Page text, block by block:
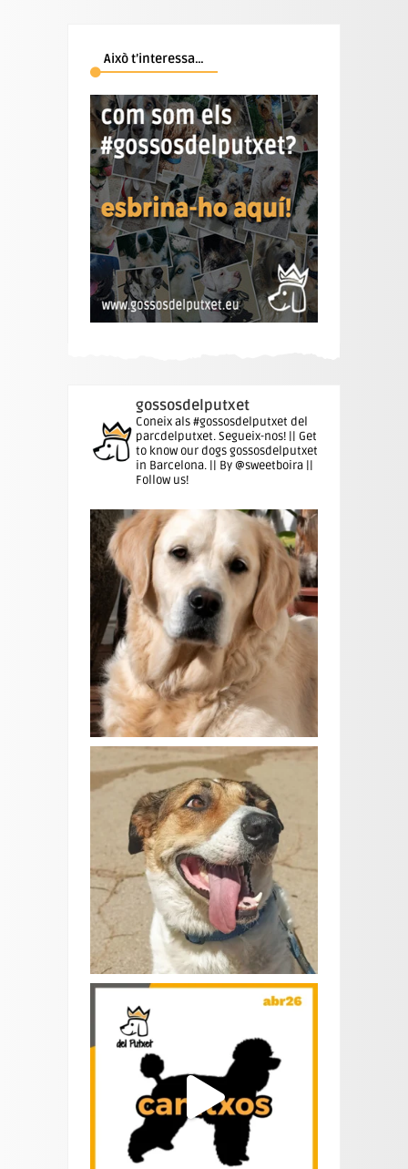
Això t’interessa…
gossosdelputxet
Coneix als #gossosdelputxet del
parcdelputxet. Segueix-nos! || Get
to know our dogs gossosdelputxet
in Barcelona. || By @sweetboira ||
Follow us!